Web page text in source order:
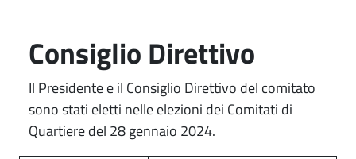
Consiglio Direttivo
Il Presidente e il Consiglio Direttivo del comitato
sono stati eletti nelle elezioni dei Comitati di
Quartiere del 28 gennaio 2024.